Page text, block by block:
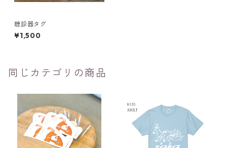
聴診器タグ
¥1,500
同じカテゴリの商品